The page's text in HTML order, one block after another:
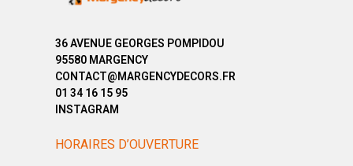
36 AVENUE GEORGES POMPIDOU
95580 MARGENCY
CONTACT@MARGENCYDECORS.FR
01 34 16 15 95
INSTAGRAM
HORAIRES D’OUVERTURE